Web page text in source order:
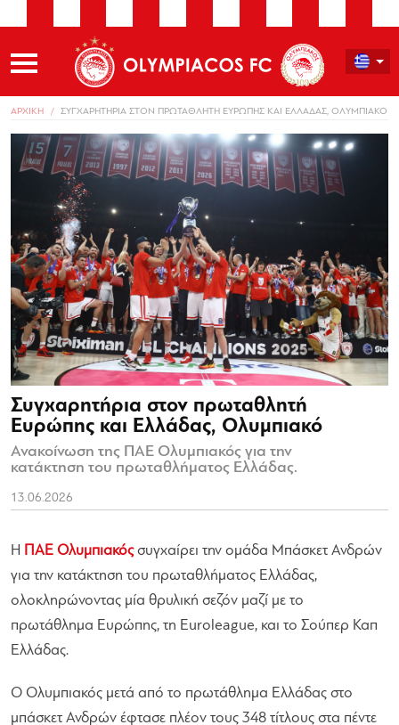
ΑΡΧΙΚΗ ΣΥΓΧΑΡΗΤΗΡΙΑ ΣΤΟΝ ΠΡΩΤΑΘΛΗΤΗ ΕΥΡΩΠΗΣ ΚΑΙ ΕΛΛΑΔΑΣ, ΟΛΥΜΠΙΑΚΟ
Συγχαρητήρια στον πρωταθλητή
Ευρώπης και Ελλάδας, Ολυμπιακό
Ανακοίνωση της ΠΑΕ Ολυμπιακός για την
κατάκτηση του πρωταθλήματος Ελλάδας.
13.06.2026
Η ΠΑΕ Ολυμπιακόςσυγχαίρει την ομάδα Μπάσκετ Ανδρών
για την κατάκτηση του πρωταθλήματος Ελλάδας,
ολοκληρώνοντας μία θρυλική σεζόν μαζί με το
πρωτάθλημα Ευρώπης, τη Euroleague, και το Σούπερ Καπ
Ελλάδας.
Ο Ολυμπιακός μετά από το πρωτάθλημα Ελλάδας στο
μπάσκετ Ανδρών έφτασε πλέον τους 348 τίτλους στα πέντε